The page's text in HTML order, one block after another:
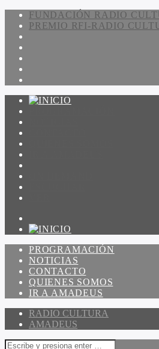
FUNDACIÓN RADIO
PREMIO RFI-RADIO
PROGRAMACIÓN
NOTICIAS
CONTACTO
QUIENES SOMOS
IR A AMADEUS
RADIO CULTURA
AMADEUS